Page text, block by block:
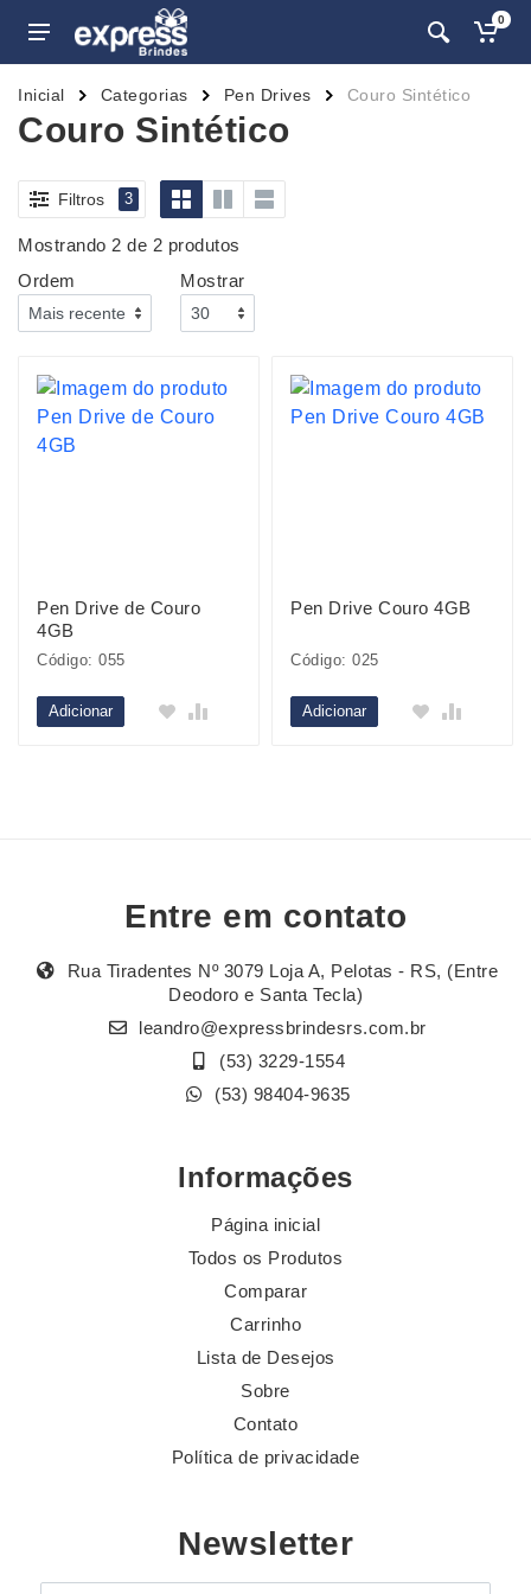
0
Inicial Categorias Pen Drives Couro Sintético
Couro Sintético
Filtros 3
Mostrando 2 de 2 produtos
Ordem
Mostrar
Pen Drive de Couro
4GB
Código: 055
Adicionar
Pen Drive Couro 4GB
Código: 025
Adicionar
Entre em contato
Rua Tiradentes Nº 3079 Loja A, Pelotas - RS, (Entre
Deodoro e Santa Tecla)
leandro@expressbrindesrs.com.br
(53) 3229-1554
(53) 98404-9635
Informações
Página inicial
Todos os Produtos
Comparar
Carrinho
Lista de Desejos
Sobre
Contato
Política de privacidade
Newsletter